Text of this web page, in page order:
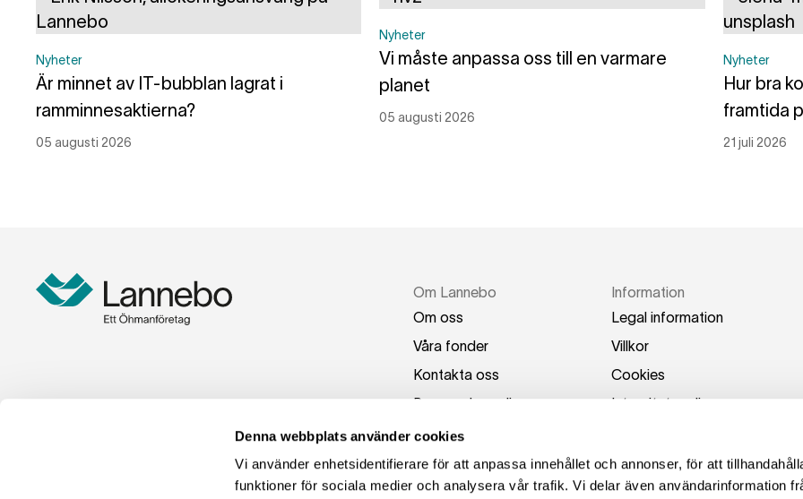
Denna webbplats använder cookies
Vi använder enhetsidentifierare för att anpassa innehållet och annonser, för att
funktioner för sociala medier och analysera vår trafik. Vi delar även användarinformation
Nyheter
Är minnet av IT-bubblan lagrat i
ramminnesaktierna?
05 augusti 2026
Nyheter
Vi måste anpassa oss till en varmare
planet
05 augusti 2026
Nyheter
Hur bra
framtida
21 juli 2026
Om Lannebo
Om oss
Våra fonder
Kontakta oss
Press och media
Switch to English
Information
Legal information
Villkor
Cookies
Integritetspolicy
se